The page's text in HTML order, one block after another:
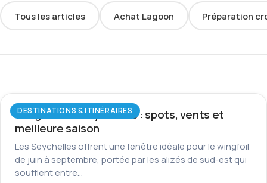
Tous les articles Achat Lagoon Préparation
DESTINATIONS & ITINÉRAIRES
Wingfoil aux Seychelles : spots, vents et
meilleure saison
Les Seychelles offrent une fenêtre idéale pour le wingfoil
de juin à septembre, portée par les alizés de sud-est qui
soufflent entre…